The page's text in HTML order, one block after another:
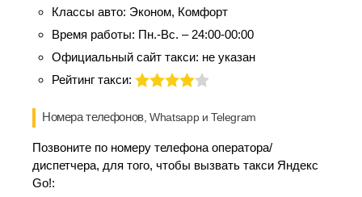
Классы авто: Эконом, Комфорт
Время работы: Пн.-Вс. – 24:00-00:00
Официальный сайт такси: не указан
Рейтинг такси:
Номера телефонов, Whatsapp и Telegram
Позвоните по номеру телефона оператора/
диспетчера, для того, чтобы вызвать такси Яндекс
Go!: